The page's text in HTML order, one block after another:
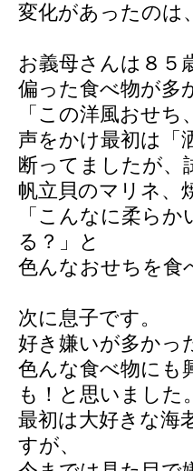
変化があったのは
お義母さんは８５
偏った食べ物が多
「この洋風おせ
声をかけ最初は「
断ってましたが、
帆立貝のマリネ、
「こんなに柔ら
る？」と
色んなおせちを食
次に息子です。
好き嫌いが多かっ
色んな食べ物にも
も！と思いました
最初は大好きな海
すが、